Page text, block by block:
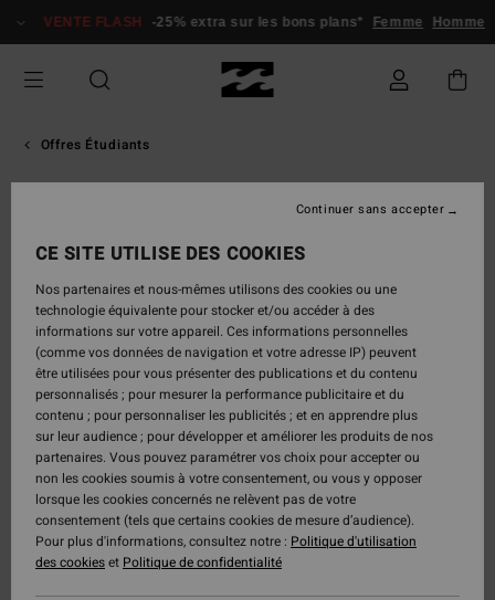
VENTE FLASH -25% extra sur les bons plans* Femme Homme
Offres Étudiants
CE SITE UTILISE DES COOKIES
Nos partenaires et nous-mêmes utilisons des cookies ou une
technologie équivalente pour stocker et/ou accéder à des
informations sur votre appareil. Ces informations personnelles
(comme vos données de navigation et votre adresse IP) peuvent
être utilisées pour vous présenter des publications et du contenu
personnalisés ; pour mesurer la performance publicitaire et du
contenu ; pour personnaliser les publicités ; et en apprendre plus
sur leur audience ; pour développer et améliorer les produits de nos
partenaires. Vous pouvez paramétrer vos choix pour accepter ou
non les cookies soumis à votre consentement, ou vous y opposer
lorsque les cookies concernés ne relèvent pas de votre
consentement (tels que certains cookies de mesure d’audience).
Pour plus d'informations, consultez notre : Politique d'utilisation
des cookieset Politique de confidentialité
Continuer sans accepter